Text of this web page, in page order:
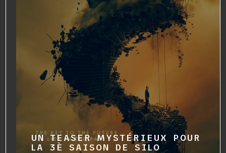
UN TEASER MYSTÉRIEUX POUR
LA 3È SAISON DE SILO